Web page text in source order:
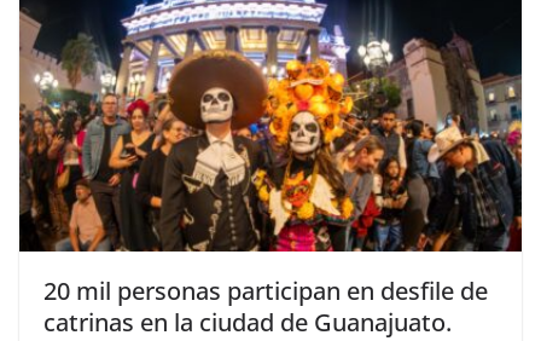
20 mil personas participan en desfile de
catrinas en la ciudad de Guanajuato.